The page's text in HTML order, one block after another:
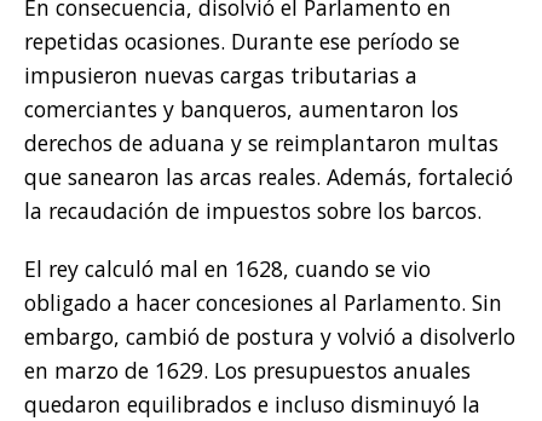
En consecuencia, disolvió el Parlamento en
repetidas ocasiones. Durante ese período se
impusieron nuevas cargas tributarias a
comerciantes y banqueros, aumentaron los
derechos de aduana y se reimplantaron multas
que sanearon las arcas reales. Además, fortaleció
la recaudación de impuestos sobre los barcos.
El rey calculó mal en 1628, cuando se vio
obligado a hacer concesiones al Parlamento. Sin
embargo, cambió de postura y volvió a disolverlo
en marzo de 1629. Los presupuestos anuales
quedaron equilibrados e incluso disminuyó la